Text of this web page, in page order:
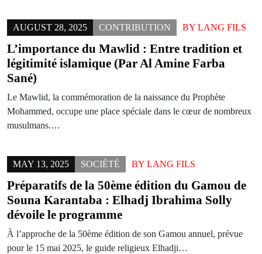
AUGUST 28, 2025 CONTRIBUTION BY LANG FILS
L’importance du Mawlid : Entre tradition et
légitimité islamique (Par Al Amine Farba
Sané)
Le Mawlid, la commémoration de la naissance du Prophète
Mohammed, occupe une place spéciale dans le cœur de nombreux
musulmans.…
MAY 13, 2025 SOCIÉTÉ BY LANG FILS
Préparatifs de la 50ème édition du Gamou de
Souna Karantaba : Elhadj Ibrahima Solly
dévoile le programme
À l’approche de la 50ème édition de son Gamou annuel, prévue
pour le 15 mai 2025, le guide religieux Elhadji…